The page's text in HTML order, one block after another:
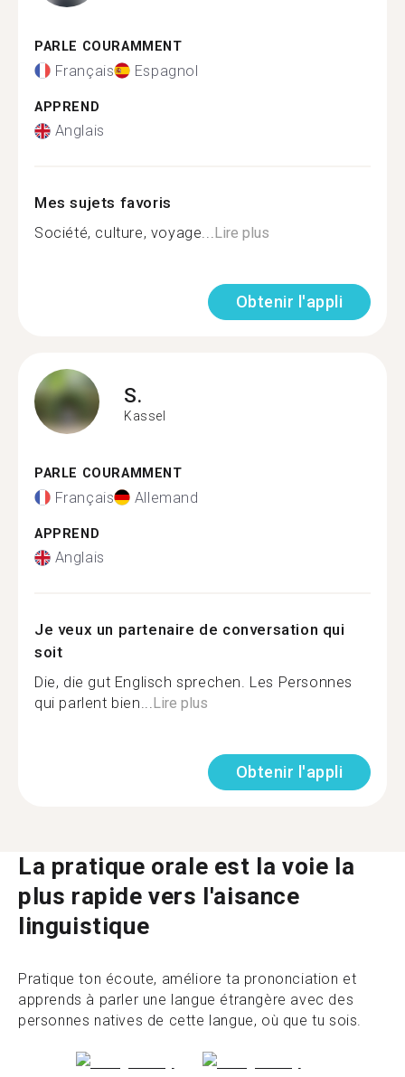
PARLE COURAMMENT
Français Espagnol
APPREND
Anglais
Mes sujets favoris
Société, culture, voyage...Lire plus
Obtenir l'appli
S.
Kassel
PARLE COURAMMENT
Français Allemand
APPREND
Anglais
Je veux un partenaire de conversation qui
soit
Die, die gut Englisch sprechen. Les Personnes
qui parlent bien...Lire plus
Obtenir l'appli
La pratique orale est la voie la
plus rapide vers l'aisance
linguistique
Pratique ton écoute, améliore ta prononciation et
apprends à parler une langue étrangère avec des
personnes natives de cette langue, où que tu sois.